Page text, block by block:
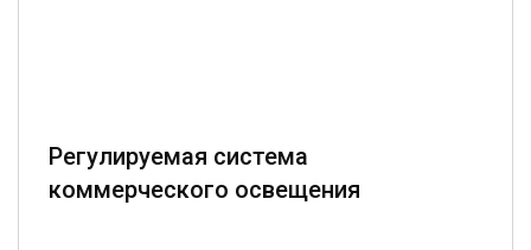
Регулируемая система
коммерческого освещения